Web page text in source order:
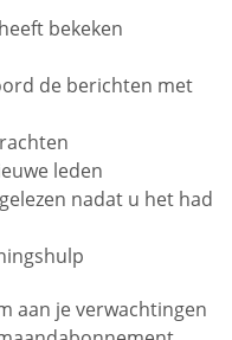
bekeken
de berichten met
leden
nadat u het had
aan je verwachtingen